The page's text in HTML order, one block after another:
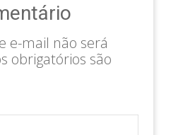
e-mail não será
obrigatórios são